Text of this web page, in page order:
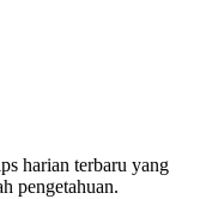
harian terbaru yang
pengetahuan.